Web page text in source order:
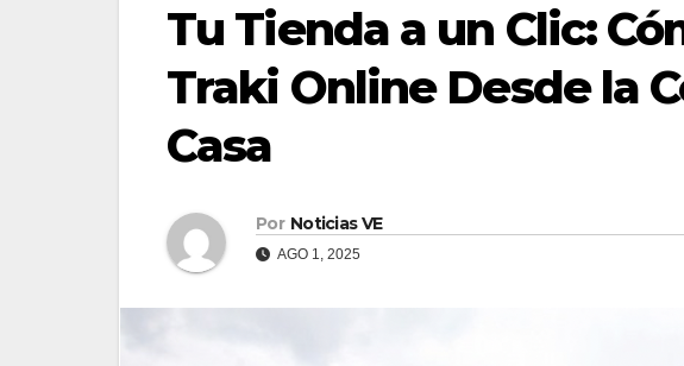
Tu Tienda a un Clic:
Traki Online Desde la
Casa
Por Noticias VE
AGO 1, 2025